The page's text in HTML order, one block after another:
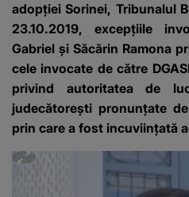
adopției Sorinei, Tribunalul
23.10.2019, excepțiile
Gabriel și Săcărin Ramona
cele invocate de către
privind autoritatea de
judecătorești pronunțate
prin care a fost incuviințată